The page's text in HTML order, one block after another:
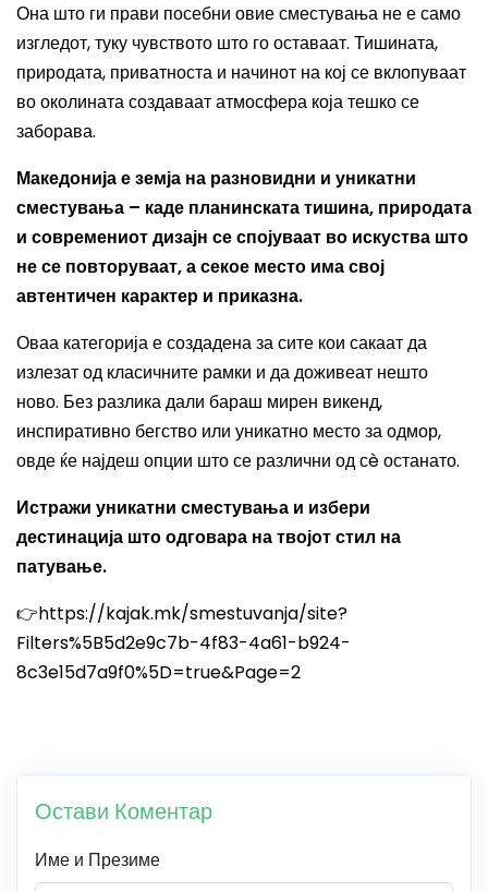
Она што ги прави посебни овие сместувања не е само
изгледот, туку чувството што го оставаат. Тишината,
природата, приватноста и начинот на кој се вклопуваат
во околината создаваат атмосфера која тешко се
заборава.
Македонија е земја на разновидни и уникатни
сместувања – каде планинската тишина, природата
и современиот дизајн се спојуваат во искуства што
не се повторуваат, а секое место има свој
автентичен карактер и приказна.
Оваа категорија е создадена за сите кои сакаат да
излезат од класичните рамки и да доживеат нешто
ново. Без разлика дали бараш мирен викенд,
инспиративно бегство или уникатно место за одмор,
овде ќе најдеш опции што се различни од сè останато.
Истражи уникатни сместувања и избери
дестинација што одговара на твојот стил на
патување.
👉https://kajak.mk/smestuvanja/site?
Filters%5B5d2e9c7b-4f83-4a61-b924-
8c3e15d7a9f0%5D=true&Page=2
Остави Коментар
Име и Презиме